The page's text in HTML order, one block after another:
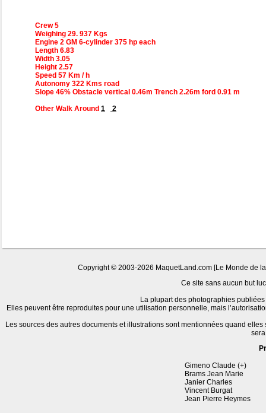
Crew 5
Weighing 29. 937 Kgs
Engine 2 GM 6-cylinder 375 hp each
Length 6.83
Width 3.05
Height 2.57
Speed 57 Km / h
Autonomy 322 Kms road
Slope 46% Obstacle vertical 0.46m Trench 2.26m ford 0.91 m
Other Walk Around 1 2
Copyright © 2003-2026 MaquetLand.com [Le Monde de
Ce site sans aucun but
La plupart des photographies
Elles peuvent être reproduites pour une utilisation personnelle, mais
Les sources des autres documents et illustrations sont mentionnées quand
Gimeno Claude (+)
Brams Jean Marie
Janier Charles
Vincent Burgat
Jean Pierre Heymes